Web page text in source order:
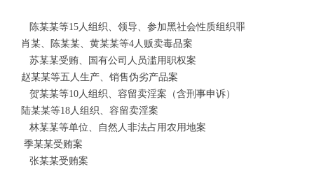
陈某某等15人组织、领导、参加黑社会性质组织罪
肖某、陈某某、黄某某等4人贩卖毒品案
苏某某受贿、国有公司人员滥用职权案
赵某某等五人生产、销售伪劣产品案
贺某某等10人组织、容留卖淫案（含刑事申诉）
陆某某等18人组织、容留卖淫案
林某某等单位、自然人非法占用农用地案
季某某受贿案
张某某受贿案